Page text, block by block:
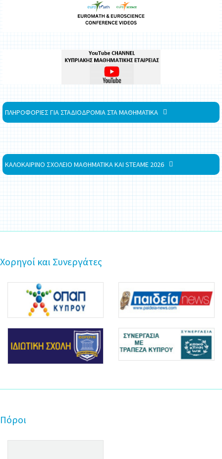
ΠΛΗΡΟΦΟΡΙΕΣ ΓΙΑ ΣΤΑΔΙΟΔΡΟΜΙΑ ΣΤΑ ΜΑΘΗΜΑΤΙΚΑ
ΚΑΛΟΚΑΙΡΙΝΟ ΣΧΟΛΕΙΟ ΜΑΘΗΜΑΤΙΚΑ ΚΑΙ STEAME 2026
Χορηγοί και Συνεργάτες
Πόροι